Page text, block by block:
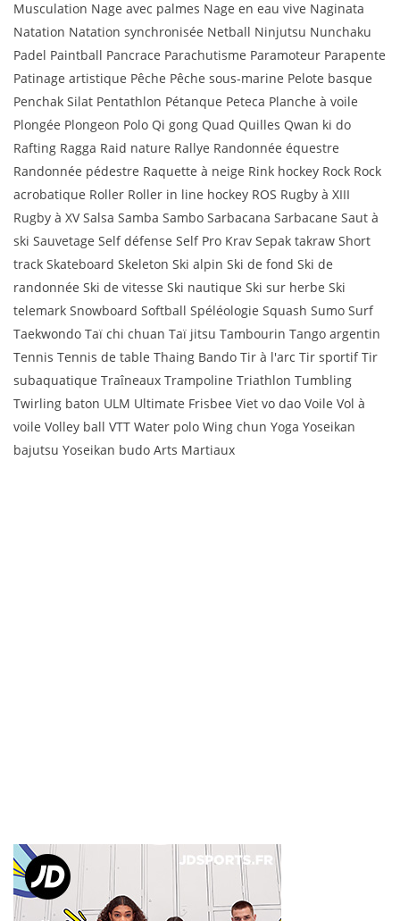
Musculation Nage avec palmes Nage en eau vive Naginata
Natation Natation synchronisée Netball Ninjutsu Nunchaku
Padel Paintball Pancrace Parachutisme Paramoteur Parapente
Patinage artistique Pêche Pêche sous-marine Pelote basque
Penchak Silat Pentathlon Pétanque Peteca Planche à voile
Plongée Plongeon Polo Qi gong Quad Quilles Qwan ki do
Rafting Ragga Raid nature Rallye Randonnée équestre
Randonnée pédestre Raquette à neige Rink hockey Rock Rock
acrobatique Roller Roller in line hockey ROS Rugby à XIII
Rugby à XV Salsa Samba Sambo Sarbacana Sarbacane Saut à
ski Sauvetage Self défense Self Pro Krav Sepak takraw Short
track Skateboard Skeleton Ski alpin Ski de fond Ski de
randonnée Ski de vitesse Ski nautique Ski sur herbe Ski
telemark Snowboard Softball Spéléologie Squash Sumo Surf
Taekwondo Taï chi chuan Taï jitsu Tambourin Tango argentin
Tennis Tennis de table Thaing Bando Tir à l'arc Tir sportif Tir
subaquatique Traîneaux Trampoline Triathlon Tumbling
Twirling baton ULM Ultimate Frisbee Viet vo dao Voile Vol à
voile Volley ball VTT Water polo Wing chun Yoga Yoseikan
bajutsu Yoseikan budo Arts Martiaux